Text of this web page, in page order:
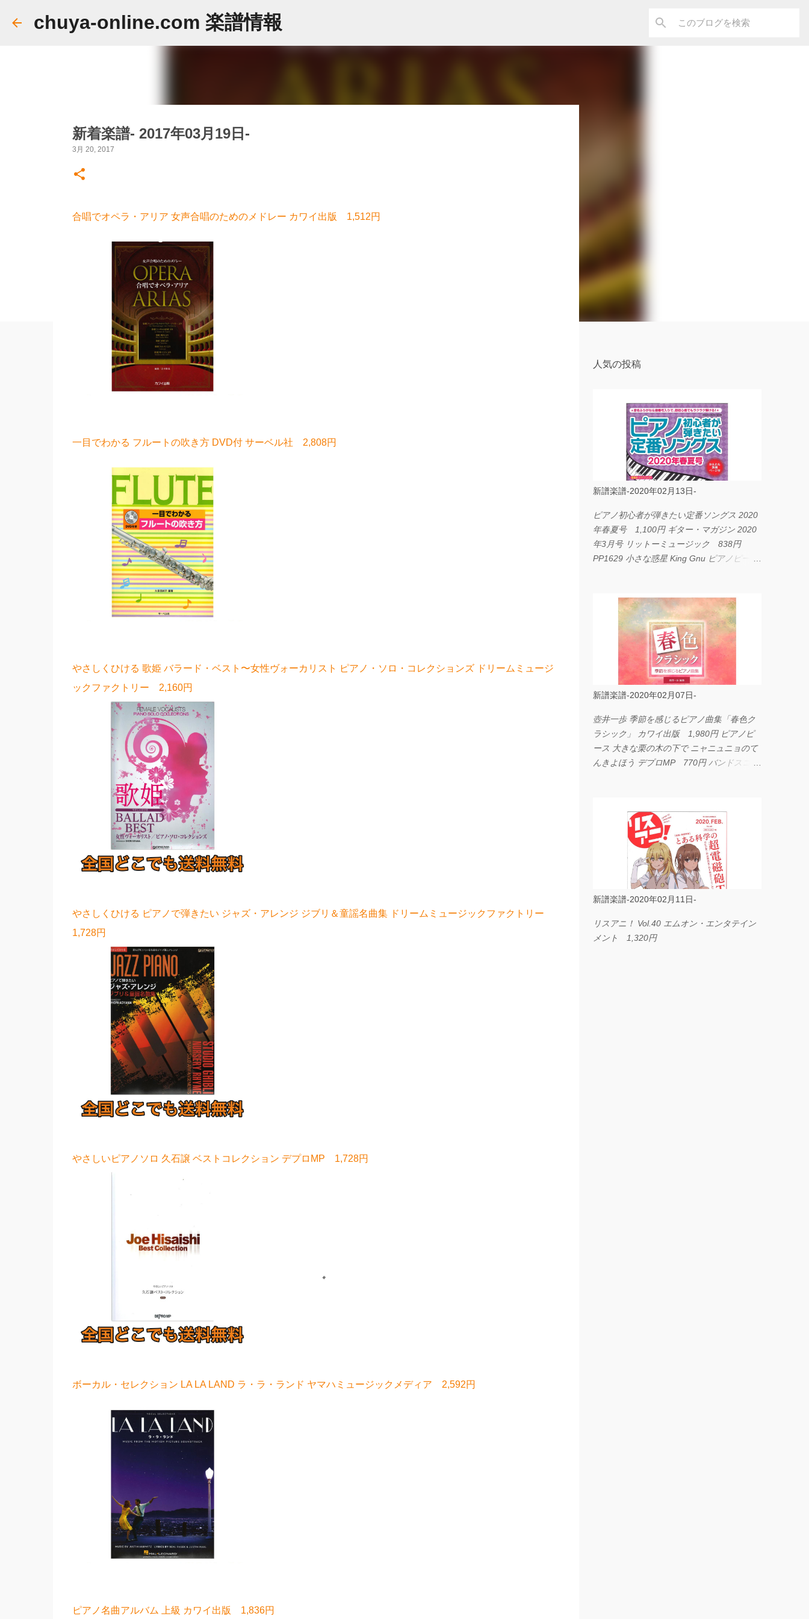
chuya-online.com 楽譜情報
新着楽譜- 2017年03月19日-
3月 20, 2017
合唱でオペラ・アリア 女声合唱のためのメドレー カワイ出版 1,512円
一目でわかる フルートの吹き方 DVD付 サーベル社 2,808円
やさしくひける 歌姫 バラード・ベスト〜女性ヴォーカリスト ピアノ・ソロ・コレクションズ ドリームミュージ
ックファクトリー 2,160円
やさしくひける ピアノで弾きたい ジャズ・アレンジ ジブリ＆童謡名曲集 ドリームミュージックファクトリー
1,728円
やさしいピアノソロ 久石譲 ベストコレクション デプロMP 1,728円
ボーカル・セレクション LA LA LAND ラ・ラ・ランド ヤマハミュージックメディア 2,592円
ピアノ名曲アルバム 上級 カワイ出版 1,836円
人気の投稿
新譜楽譜-2020年02月13日-
ピアノ初心者が弾きたい定番ソングス 2020
年春夏号 1,100円 ギター・マガジン 2020
年3月号 リットーミュージック 838円
PP1629 小さな惑星 King Gnu ピアノピース
LOVE... Official髭男dism バンドピース フェ
アリー 825円
新譜楽譜-2020年02月07日-
壺井一歩 季節を感じるピアノ曲集「春色ク
ラシック」 カワイ出版 1,980円 ピアノピ
ース 大きな栗の木の下で ニャニュニョのて
んきよほう デプロMP 770円 バンドスコア
ス I LOVE．．． Official髭男dism やさしく
弾ける ピアノピース フェアリー 660円
BP2225 Kingdom of the Heavens 春畑道哉
バンドピース フェアリー 825円
新譜楽譜-2020年02月11日-
リスアニ！ Vol.40 エムオン・エンタテイン
メント 1,320円